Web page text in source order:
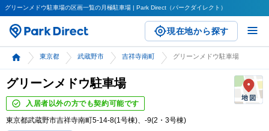
グリーンメドウ駐車場の区画一覧の月極駐車場 | Park Direct（パークダイレクト）
現在地から探す
東京都 武蔵野市 吉祥寺南町 グリーンメドウ駐車場
グリーンメドウ駐車場
入居者以外の方でも契約可能です
東京都武蔵野市吉祥寺南町5-14-8(1号棟)、-9(2・3号棟)